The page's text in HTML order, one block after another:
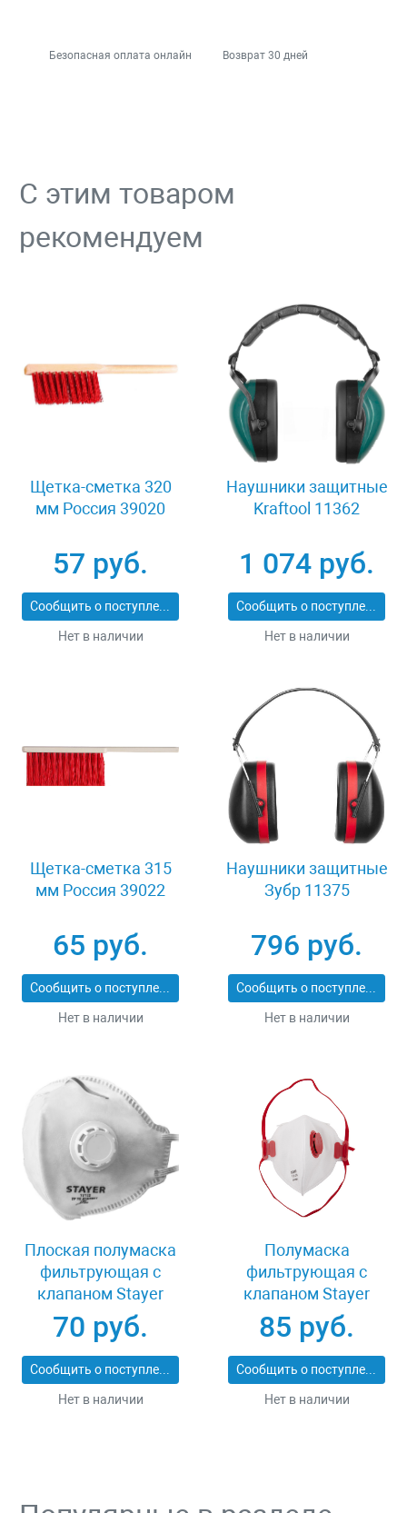
Безопасная оплата онлайн Возврат 30 дней
С этим товаром
рекомендуем
Щетка-сметка 320
мм Россия 39020
57 руб.
Сообщить о поступлении
Нет в наличии
Наушники защитные
Kraftool 11362
1 074 руб.
Сообщить о поступлении
Нет в наличии
Щетка-сметка 315
мм Россия 39022
65 руб.
Сообщить о поступлении
Нет в наличии
Наушники защитные
Зубр 11375
796 руб.
Сообщить о поступлении
Нет в наличии
Плоская полумаска
фильтрующая с
клапаном Stayer
11113_z01
70 руб.
Сообщить о поступлении
Нет в наличии
Полумаска
фильтрующая с
клапаном Stayer
MASTER 11116
85 руб.
Сообщить о поступлении
Нет в наличии